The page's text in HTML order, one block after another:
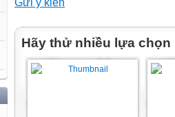
Hãy thử nhiều lựa chọn